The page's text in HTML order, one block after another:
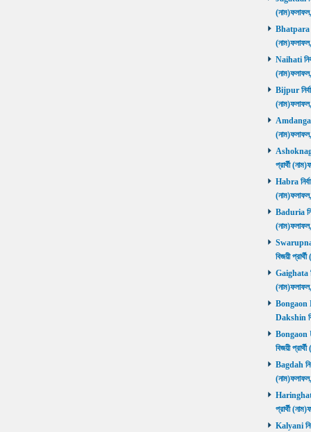
Bhatpara
Naihati
Bijpur
Amdanga
প্রার্থী
Habra
Baduria
বিজয়ী
Gaighata
Bongaon
Dakshin
Bongaon
বিজয়ী
Bagdah
Haringhata
প্রার্থী
Kalyani